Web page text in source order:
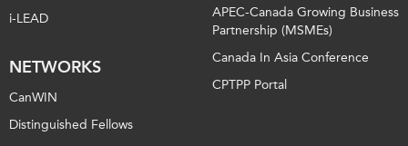
i-LEAD
NETWORKS
CanWIN
Distinguished Fellows
APEC-Canada Growing Business
Partnership (MSMEs)
Canada In Asia Conference
CPTPP Portal